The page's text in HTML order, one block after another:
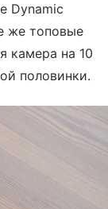
Dynamic
же топовые
камера на 10
половинки.